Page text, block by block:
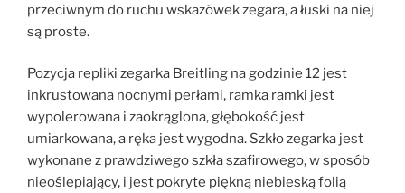
przeciwnym do ruchu wskazówek zegara, a łuski na niej
są proste.
Pozycja repliki zegarka Breitling na godzinie 12 jest
inkrustowana nocnymi perłami, ramka ramki jest
wypolerowana i zaokrąglona, ​​głębokość jest
umiarkowana, a ręka jest wygodna. Szkło zegarka jest
wykonane z prawdziwego szkła szafirowego, w sposób
nieoślepiający, i jest pokryte piękną niebieską folią